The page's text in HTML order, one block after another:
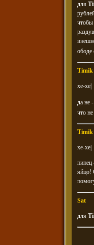
для
чтобы
ободе
Timik
хе-хе|
да не
что
Timik
хе-хе|
пипец
яйцо!
Sat
для